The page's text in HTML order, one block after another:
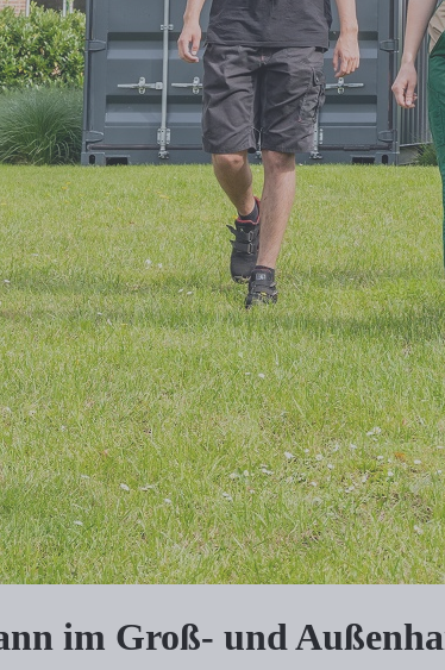
im Groß- und